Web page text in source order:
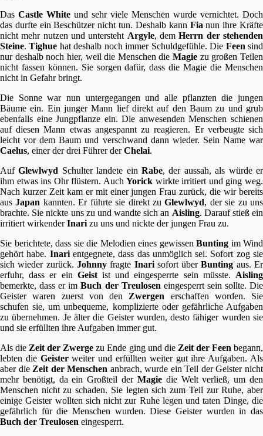
Das Castle White und sehr viele Menschen wurde vernichtet. Doch
das durfte ein Beschützer nicht tun. Deshalb kann Fia nun ihre Kräfte
nicht mehr nutzen und untersteht Argyle, demHerrn der stehenden
Steine.Tighue hat deshalb noch immer Schuldgefühle. Die Feen sind
nur deshalb noch hier, weil die Menschen dieMagie zu großen Teilen
nicht fassen können. Sie sorgen dafür, dass die Magie die Menschen
nicht in Gefahr bringt.
Die Sonne war nun untergegangen und alle pflanzten die jungen
Bäume ein. Ein junger Mann lief direkt auf den Baum zu und grub
ebenfalls eine Jungpflanze ein. Die anwesenden Menschen schienen
auf diesen Mann etwas angespannt zu reagieren. Er verbeugte sich
leicht vor dem Baum und verschwand dann wieder. Sein Name war
Caelus, einer der drei Führer derChelai.
AufGlewlwyd Schulter landete einRabe, der aussah, als würde er
ihm etwas ins Ohr flüstern. AuchYorick wirkte irritiert und ging weg.
Nach kurzer Zeit kam er mit einer jungen Frau zurück, die wir bereits
ausJapan kannten. Er führte sie direkt zuGlewlwyd, der sie zu uns
brachte. Sie nickte uns zu und wandte sich an Aisling. Darauf stieß ein
irritiert wirkenderInari zu uns und nickte der jungen Frau zu.
Sie berichtete, dass sie die Melodien eines gewissen Bunting im Wind
gehört habe. Inarientgegnete, dass das unmöglich sei. Sofort zog sie
sich wieder zurück. Johnnyfragte Inarisofort überBunting aus. Er
erfuhr, dass er ein Geistist und eingesperrte sein müsste. Aisling
bemerkte, dass er imBuch der Treulosen eingesperrt sein sollte. Die
Geister waren zuerst von den Zwergen erschaffen worden. Sie
schufen sie, um unbequeme, komplizierte oder gefährliche Aufgaben
zu übernehmen. Je älter die Geister wurden, desto fähiger wurden sie
und sie erfüllten ihre Aufgaben immer gut.
Als die Zeit der Zwerge zu Ende ging und die Zeit der Feen begann,
lebten die Geisterweiter und erfüllten weiter gut ihre Aufgaben. Als
aber die Zeit der Menschen anbrach, wurde ein Teil der Geister nicht
mehr benötigt, da ein Großteil der Magiedie Welt verließ, um den
Menschen nicht zu schaden. Sie legten sich zum Teil zur Ruhe, aber
einige Geister wollten sich nicht zur Ruhe legen und taten Dinge, die
gefährlich für die Menschen wurden. Diese Geister wurden in das
Buch der Treulosen eingesperrt.